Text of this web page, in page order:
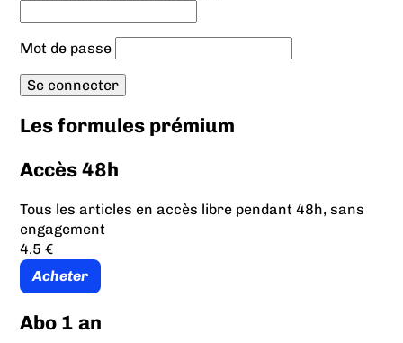
Mot de passe
Les formules prémium
Accès 48h
Tous les articles en accès libre pendant 48h, sans
engagement
4.5 €
Acheter
Abo 1 an